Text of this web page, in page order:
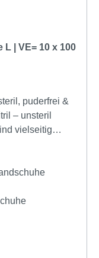
| VE= 10 x 100
puderfrei &
vielseitig
hochwertigen
verbinden sie